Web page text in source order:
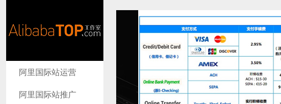
AlibabaTop
工作室
阿里国际站运营
阿里国际站推广